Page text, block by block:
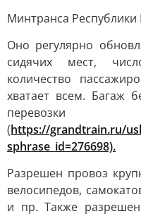
Минтранса
Оно регулярно
сидячих мест,
количество
хватает всем. Багаж
(https://grandtrain.ru/
sphrase_id=276698).
Разрешен провоз
велосипедов,
и пр. Также